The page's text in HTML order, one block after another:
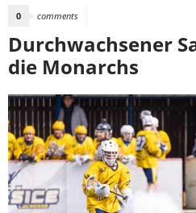
0 comments
Durchwachsener
die Monarchs